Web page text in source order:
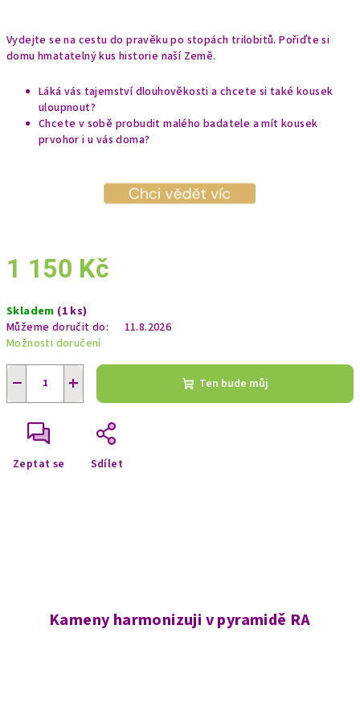
Vydejte se na cestu do pravěku po stopách trilobitů. Pořiďte si
domu hmatatelný kus historie naší Země.
Láká vás tajemství dlouhověkosti a chcete si také kousek
uloupnout?
Chcete v sobě probudit malého badatele a mít kousek
prvohor i u vás doma?
1 150 Kč
cena:
Skladem (1 ks)
Můžeme doručit do:
11.8.2026
Možnosti doručení
+
− Ten bude můj
Zeptat se Sdílet
Kameny harmonizuji v pyramidě RA